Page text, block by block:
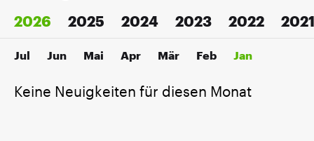
2026 2025 2024 2023 2022 2021
Jul Jun Mai Apr Mär Feb Jan
Keine Neuigkeiten für diesen Monat